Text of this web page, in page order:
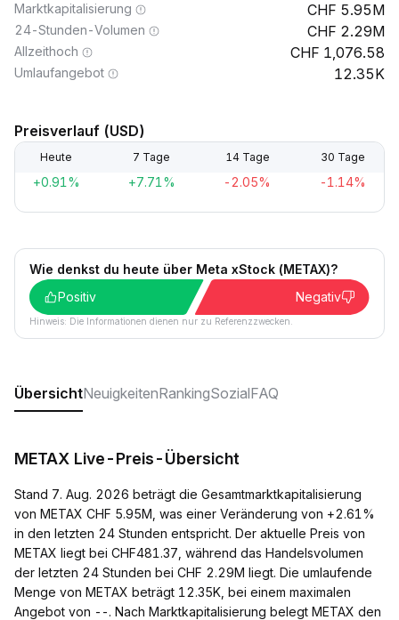
Marktkapitalisierung 5.95M
24-Stunden-Volumen 2.29M
Allzeithoch 1,076.58
Umlaufangebot 12.35K
Preisverlauf (USD)
Heute 7 Tage 14 Tage 30 Tage
+0.91% +7.71% -2.05% -1.14%
Wie denkst du heute über Meta xStock (METAX)?
Positiv
Negativ
Hinweis: Die Informationen dienen nur zu Referenzzwecken.
ÜbersichtNeuigkeitenRankingSozialFAQ
METAX Live-Preis-Übersicht
Stand 7. Aug. 2026 beträgt die Gesamtmarktkapitalisierung
von METAX CHF 5.95M, was einer Veränderung von +2.61%
in den letzten 24 Stunden entspricht. Der aktuelle Preis von
METAX liegt bei CHF481.37, während das Handelsvolumen
der letzten 24 Stunden bei CHF 2.29M liegt. Die umlaufende
Menge von METAX beträgt 12.35K, bei einem maximalen
Angebot von --. Nach Marktkapitalisierung belegt METAX den